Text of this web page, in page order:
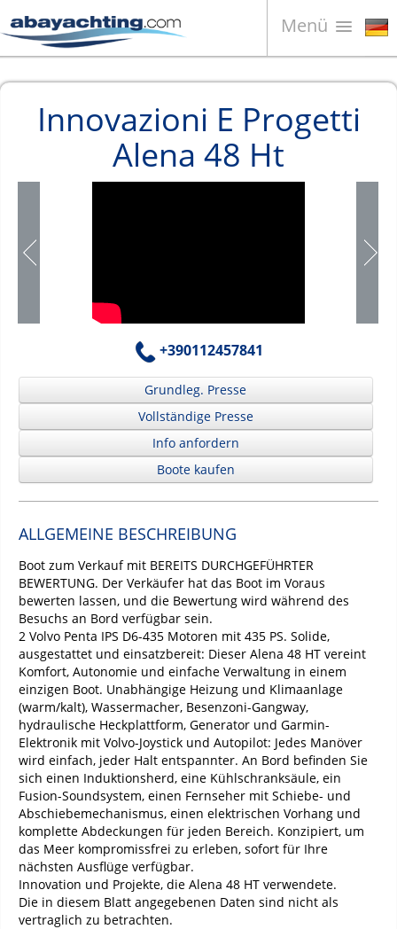
Menü
Boote zum Verkauf
Unternehmen
Boote Verkaufen
Video
Innovazioni E Progetti
Alena 48 Ht
+390112457841
Grundleg. Presse
Vollständige Presse
Info anfordern
Boote kaufen
ALLGEMEINE BESCHREIBUNG
Boot zum Verkauf mit BEREITS DURCHGEFÜHRTER
BEWERTUNG. Der Verkäufer hat das Boot im Voraus
bewerten lassen, und die Bewertung wird während des
Besuchs an Bord verfügbar sein.
2 Volvo Penta IPS D6-435 Motoren mit 435 PS. Solide,
ausgestattet und einsatzbereit: Dieser Alena 48 HT vereint
Komfort, Autonomie und einfache Verwaltung in einem
einzigen Boot. Unabhängige Heizung und Klimaanlage
(warm/kalt), Wassermacher, Besenzoni-Gangway,
hydraulische Heckplattform, Generator und Garmin-
Elektronik mit Volvo-Joystick und Autopilot: Jedes Manöver
wird einfach, jeder Halt entspannter. An Bord befinden Sie
sich einen Induktionsherd, eine Kühlschranksäule, ein
Fusion-Soundsystem, einen Fernseher mit Schiebe- und
Abschiebemechanismus, einen elektrischen Vorhang und
komplette Abdeckungen für jeden Bereich. Konzipiert, um
das Meer kompromissfrei zu erleben, sofort für Ihre
nächsten Ausflüge verfügbar.
Innovation und Projekte, die Alena 48 HT verwendete.
Die in diesem Blatt angegebenen Daten sind nicht als
vertraglich zu betrachten.